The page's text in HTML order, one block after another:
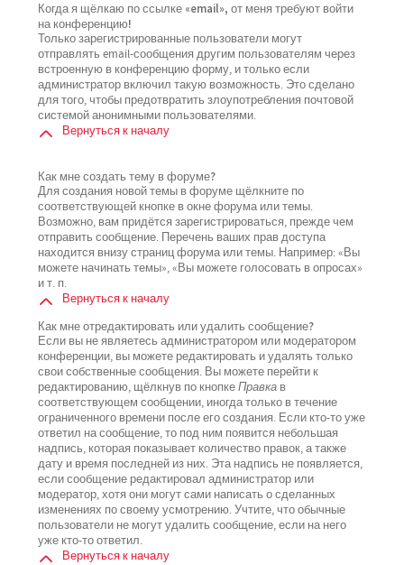
Когда я щёлкаю по ссылке «email», от меня требуют войти
на конференцию!
Только зарегистрированные пользователи могут
отправлять email-сообщения другим пользователям через
встроенную в конференцию форму, и только если
администратор включил такую возможность. Это сделано
для того, чтобы предотвратить злоупотребления почтовой
системой анонимными пользователями.
Вернуться к началу
Как мне создать тему в форуме?
Для создания новой темы в форуме щёлкните по
соответствующей кнопке в окне форума или темы.
Возможно, вам придётся зарегистрироваться, прежде чем
отправить сообщение. Перечень ваших прав доступа
находится внизу страниц форума или темы. Например: «Вы
можете начинать темы», «Вы можете голосовать в опросах»
и т. п.
Вернуться к началу
Как мне отредактировать или удалить сообщение?
Если вы не являетесь администратором или модератором
конференции, вы можете редактировать и удалять только
свои собственные сообщения. Вы можете перейти к
редактированию, щёлкнув по кнопкеПравкав
соответствующем сообщении, иногда только в течение
ограниченного времени после его создания. Если кто-то уже
ответил на сообщение, то под ним появится небольшая
надпись, которая показывает количество правок, а также
дату и время последней из них. Эта надпись не появляется,
если сообщение редактировал администратор или
модератор, хотя они могут сами написать о сделанных
изменениях по своему усмотрению. Учтите, что обычные
пользователи не могут удалить сообщение, если на него
уже кто-то ответил.
Вернуться к началу